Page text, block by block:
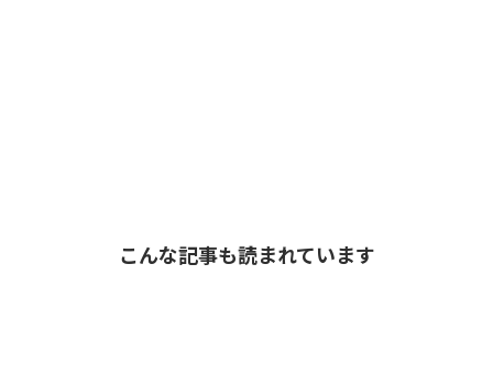
こんな記事も読まれています